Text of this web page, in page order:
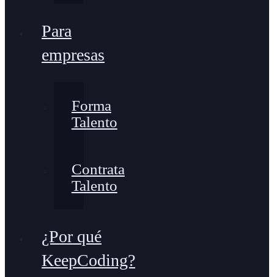
Para
empresas
Forma
Talento
Contrata
Talento
¿Por qué
KeepCoding?